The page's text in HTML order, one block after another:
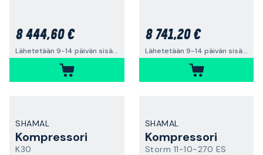
8 444,60 €
Lähetetään 9-14 päivän sisällä
8 741,20 €
Lähetetään 9-14 päivän sisällä
SHAMAL
Kompressori
K30
SHAMAL
Kompressori
Storm 11-10-270 ES